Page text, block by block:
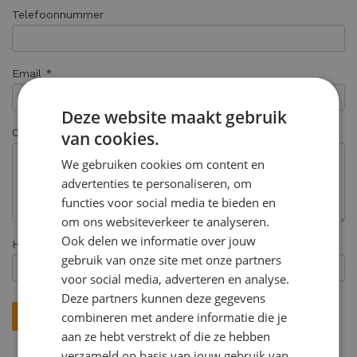
Telefoonnummer
Email *
Opmerkingen
Hoe heeft u ons gevonden? *
Deze website maakt gebruik
van cookies.
We gebruiken cookies om content en
advertenties te personaliseren, om
functies voor social media te bieden en
om ons websiteverkeer te analyseren.
Ook delen we informatie over jouw
gebruik van onze site met onze partners
voor social media, adverteren en analyse.
Deze partners kunnen deze gegevens
combineren met andere informatie die je
aan ze hebt verstrekt of die ze hebben